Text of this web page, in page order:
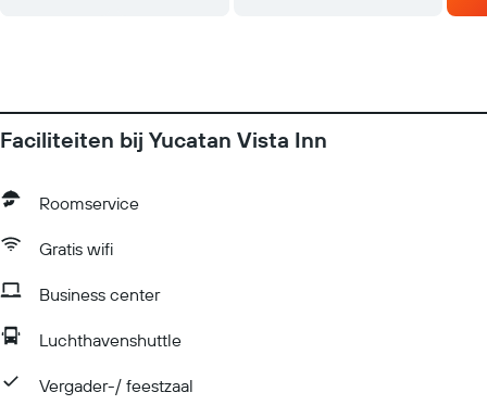
Faciliteiten bij Yucatan Vista Inn
Roomservice
Gratis wifi
Business center
Luchthavenshuttle
Vergader-/ feestzaal